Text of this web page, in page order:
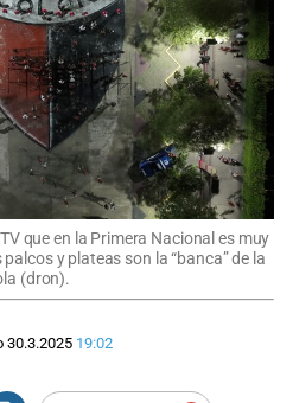
que en la Primera Nacional es muy
y plateas son la “banca” de la
(dron).
30.3.2025 19:02